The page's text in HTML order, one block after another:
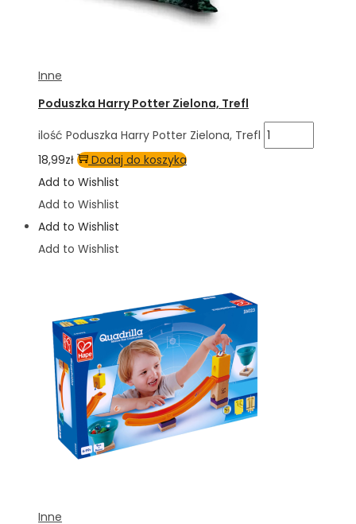
Inne
Poduszka Harry Potter Zielona, Trefl
ilość Poduszka Harry Potter Zielona, Trefl
18,99zł
Dodaj do koszyka
Add to Wishlist
Add to Wishlist
Add to Wishlist
Add to Wishlist
Inne